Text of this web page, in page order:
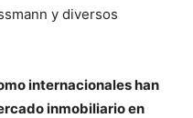
y diversos
internacionales han
inmobiliario en